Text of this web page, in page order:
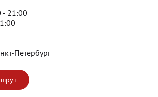
- 21:00
Петербург